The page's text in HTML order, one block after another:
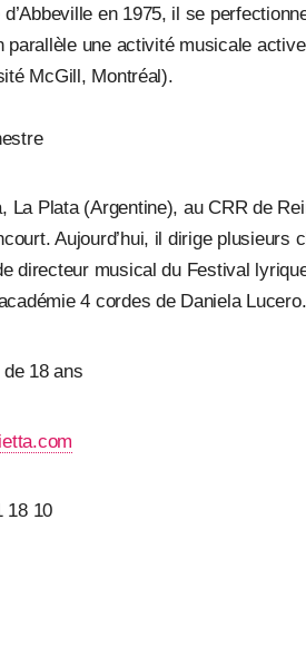
en 1975, il se
parallèle une activité musicale
McGill, Montréal).
La Plata (Argentine), au CRR de
Aujourd’hui, il dirige plusieurs
directeur musical du Festival
4 cordes de Daniela Lucero.
18 ans
18 10